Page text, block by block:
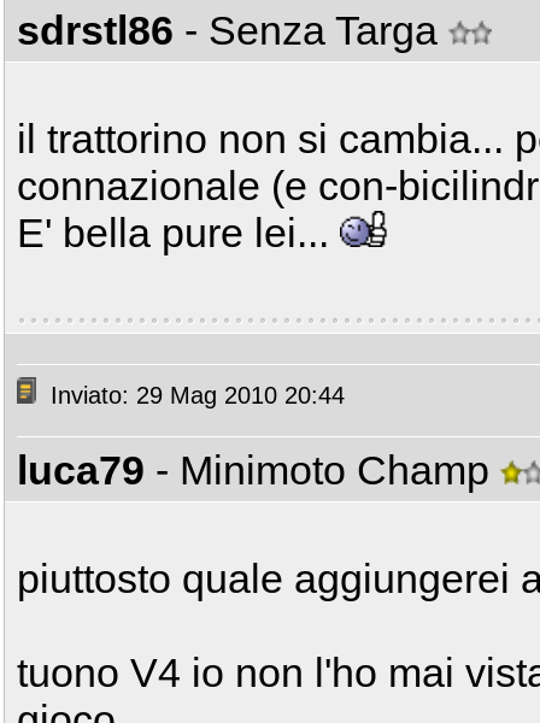
sdrstl86 - Senza Targa
il trattorino non si cambia...
connazionale (e con-
E' bella pure lei...
Inviato: 29 Mag 2010 20:44
luca79 - Minimoto Champ
piuttosto quale aggiungerei
tuono V4 io non l'ho mai